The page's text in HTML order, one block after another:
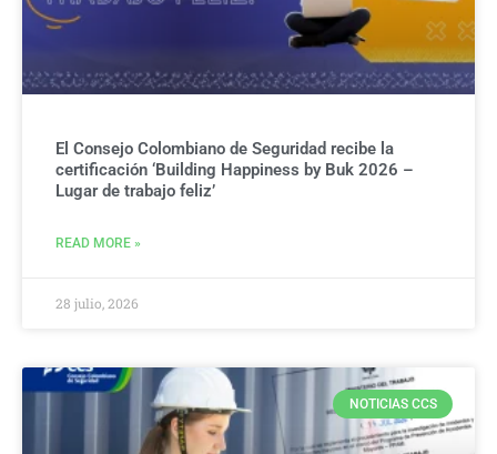
El Consejo Colombiano de Seguridad recibe la
certificación ‘Building Happiness by Buk 2026 –
Lugar de trabajo feliz’
READ MORE »
28 julio, 2026
NOTICIAS CCS